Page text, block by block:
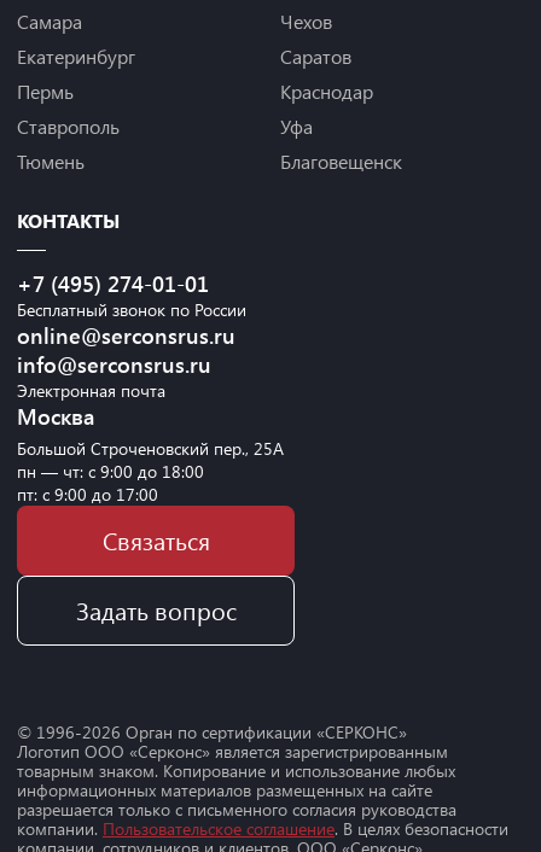
Самара
Екатеринбург
Пермь
Ставрополь
Тюмень
Чехов
Саратов
Краснодар
Уфа
Благовещенск
КОНТАКТЫ
+7 (495) 274-01-01
Бесплатный звонок по России
online@serconsrus.ru
info@serconsrus.ru
Электронная почта
Москва
Большой Строченовский пер., 25А
пн — чт: с 9:00 до 18:00
пт: с 9:00 до 17:00
Связаться
Задать вопрос
© 1996-2026 Орган по сертификации «СЕРКОНС»
Логотип ООО «Серконс» является зарегистрированным
товарным знаком. Копирование и использование любых
информационных материалов размещенных на сайте
разрешается только с письменного согласия руководства
компании. Пользовательское соглашение. В целях безопасности